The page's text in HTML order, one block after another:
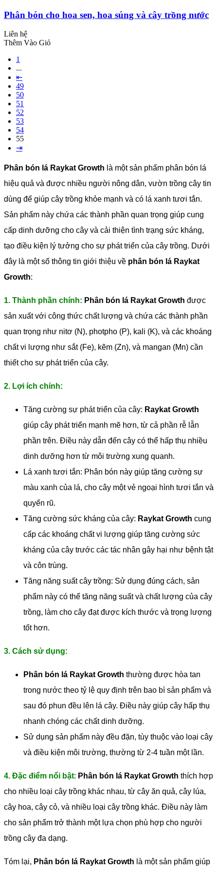
Phân bón cho hoa sen, hoa súng và cây trồng nước
Liên hệ
Thêm Vào Giỏ
1
...
⇤
49
50
51
52
53
54
55
⇥
Phân bón lá Raykat Growth là một sản phẩm phân bón lá
hiệu quả và được nhiều người nông dân, vườn trồng cây tin
dùng để giúp cây trồng khỏe mạnh và có lá xanh tươi tắn.
Sản phẩm này chứa các thành phần quan trọng giúp cung
cấp dinh dưỡng cho cây và cải thiện tình trạng sức kháng,
tạo điều kiện lý tưởng cho sự phát triển của cây trồng. Dưới
đây là một số thông tin giới thiệu về phân bón lá Raykat
Growth:
1. Thành phần chính: Phân bón lá Raykat Growth được
sản xuất với công thức chất lượng và chứa các thành phần
quan trọng như nitơ (N), photpho (P), kali (K), và các khoáng
chất vi lượng như sắt (Fe), kẽm (Zn), và mangan (Mn) cần
thiết cho sự phát triển của cây.
2. Lợi ích chính:
Tăng cường sự phát triển của cây: Raykat Growth
giúp cây phát triển mạnh mẽ hơn, từ cả phần rễ lẫn
phần trên. Điều này dẫn đến cây có thể hấp thụ nhiều
dinh dưỡng hơn từ môi trường xung quanh.
Lá xanh tươi tắn: Phân bón này giúp tăng cường sự
màu xanh của lá, cho cây một vẻ ngoại hình tươi tắn và
quyến rũ.
Tăng cường sức kháng của cây: Raykat Growth cung
cấp các khoáng chất vi lượng giúp tăng cường sức
kháng của cây trước các tác nhân gây hại như bệnh tật
và côn trùng.
Tăng năng suất cây trồng: Sử dụng đúng cách, sản
phẩm này có thể tăng năng suất và chất lượng của cây
trồng, làm cho cây đạt được kích thước và trọng lượng
tốt hơn.
3. Cách sử dụng:
Phân bón lá Raykat Growth thường được hòa tan
trong nước theo tỷ lệ quy định trên bao bì sản phẩm và
sau đó phun đều lên lá cây. Điều này giúp cây hấp thụ
nhanh chóng các chất dinh dưỡng.
Sử dụng sản phẩm này đều đặn, tùy thuộc vào loại cây
và điều kiện môi trường, thường từ 2-4 tuần một lần.
4. Đặc điểm nổi bật: Phân bón lá Raykat Growth thích hợp
cho nhiều loại cây trồng khác nhau, từ cây ăn quả, cây lúa,
cây hoa, cây cỏ, và nhiều loại cây trồng khác. Điều này làm
cho sản phẩm trở thành một lựa chọn phù hợp cho người
trồng cây đa dạng.
Tóm lại, Phân bón lá Raykat Growth là một sản phẩm giúp